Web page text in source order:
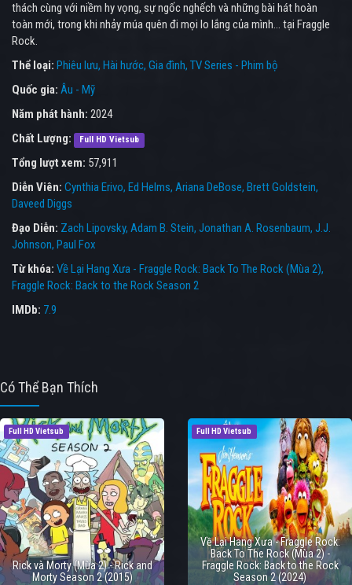
thách cùng với niềm hy vọng, sự ngốc nghếch và những bài hát hoàn
toàn mới, trong khi nhảy múa quên đi mọi lo lắng của mình... tại Fraggle
Rock.
Thể loại: Phiêu lưu Hài hước Gia đình TV Series - Phim bộ
Quốc gia: Âu - Mỹ
Năm phát hành: 2024
Chất Lượng:
Full HD Vietsub
Tổng lượt xem: 57,911
Diễn Viên: Cynthia Erivo Ed Helms Ariana DeBose Brett Goldstein
Daveed Diggs
Đạo Diễn: Zach Lipovsky Adam B. Stein Jonathan A. Rosenbaum J.J.
Johnson Paul Fox
Từ khóa: Về Lại Hang Xưa - Fraggle Rock: Back To The Rock (Mùa 2),
Fraggle Rock: Back to the Rock Season 2
IMDb: 7.9
Có Thể Bạn Thích
Full HD Vietsub
Rick và Morty (Mùa 2) - Rick and
Morty Season 2 (2015)
Full HD Vietsub
Về Lại Hang Xưa - Fraggle Rock:
Back To The Rock (Mùa 2) -
Fraggle Rock: Back to the Rock
Season 2 (2024)